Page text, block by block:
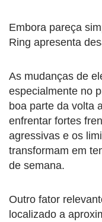
Embora pareça
Ring apresenta
As mudanças de
especialmente no
boa parte da volta
enfrentar fortes
agressivas e os
transformam em
de semana.
Outro fator
localizado a